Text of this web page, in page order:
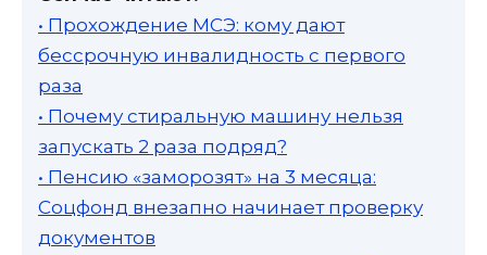
• Прохождение МСЭ: кому дают
бессрочную инвалидность с первого
раза
• Почему стиральную машину нельзя
запускать 2 раза подряд?
• Пенсию «заморозят» на 3 месяца:
Соцфонд внезапно начинает проверку
документов